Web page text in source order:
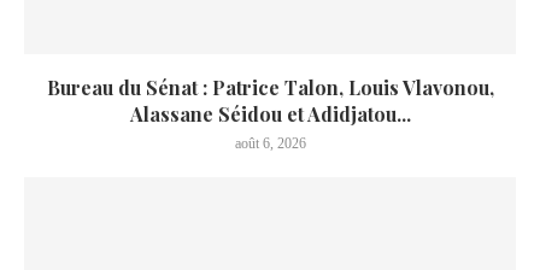
Bureau du Sénat : Patrice Talon, Louis Vlavonou,
Alassane Séidou et Adidjatou...
août 6, 2026